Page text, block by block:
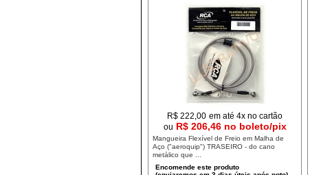
R$222,00 em até 4x no cartão
ou R$ 206,46 no boleto/pix
Mangueira Flexível de Freio em Malha de
Aço ("aeroquip") TRASEIRO - do cano
metálico que ...